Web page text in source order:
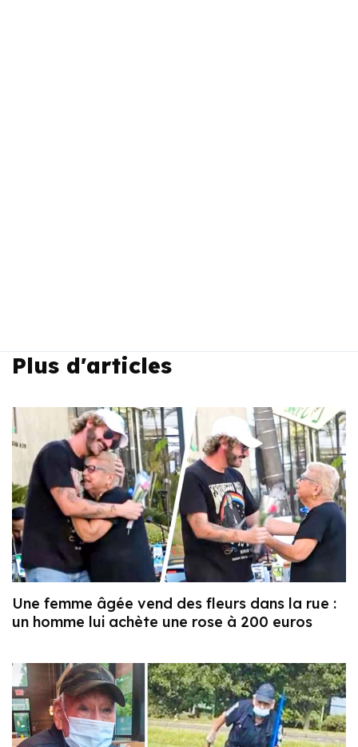
Plus d'articles
Une femme âgée vend des fleurs dans la rue :
un homme lui achète une rose à 200 euros